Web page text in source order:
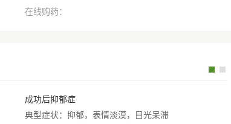
在线购药：
成功后抑郁症
典型症状：抑郁，表情淡漠，目光呆滞